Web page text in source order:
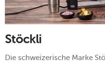
Stöckli
Die schweizerische Marke